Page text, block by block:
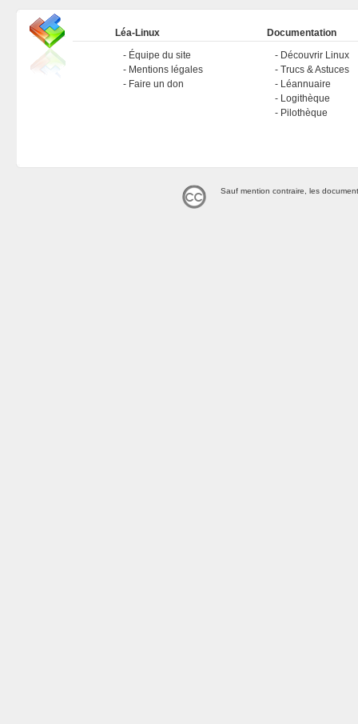
Léa-Linux
Équipe du site
Mentions légales
Faire un don
Documentation
Découvrir Linux
Trucs & Astuces
Léannuaire
Logithèque
Pilothèque
Sauf mention contraire, les